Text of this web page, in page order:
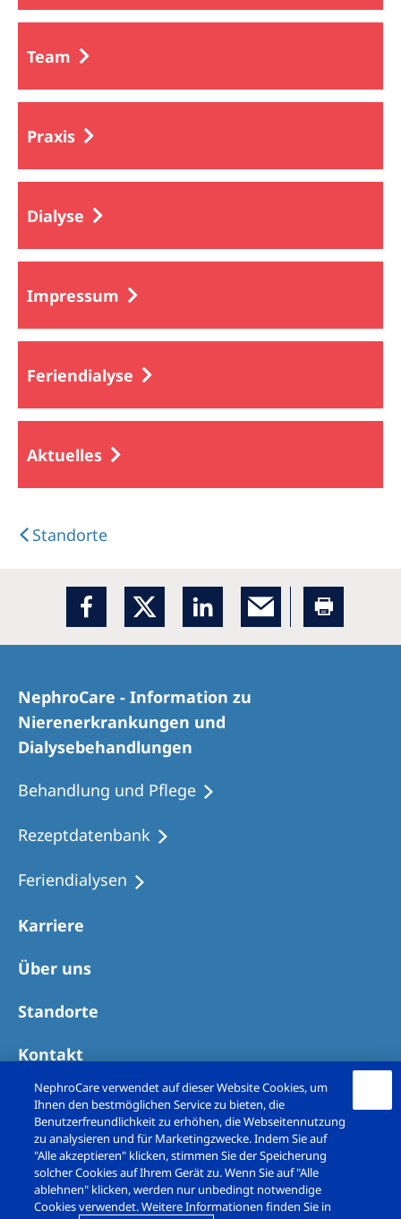
Team
Praxis
Dialyse
Impressum
Feriendialyse
Aktuelles
Standorte
NephroCare - Information zu
Nierenerkrankungen und
Dialysebehandlungen
Behandlung und Pflege
Rezeptdatenbank
Feriendialysen
Karriere
Über uns
Standorte
Kontakt
NephroCare verwendet auf dieser Website Cookies, um
Ihnen den bestmöglichen Service zu bieten, die
Benutzerfreundlichkeit zu erhöhen, die Webseitennutzung
zu analysieren und für Marketingzwecke. Indem Sie auf
"Alle akzeptieren" klicken, stimmen Sie der Speicherung
solcher Cookies auf Ihrem Gerät zu. Wenn Sie auf "Alle
ablehnen" klicken, werden nur unbedingt notwendige
Cookies verwendet. Weitere Informationen finden Sie in